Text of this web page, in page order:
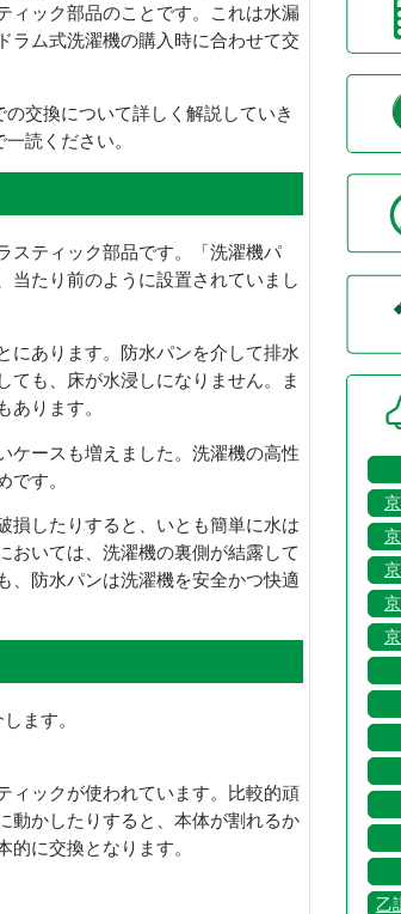
ィック部品のことです。これは水漏
ラム式洗濯機の購入時に合わせて交
交換について詳しく解説していき
読ください。
スティック部品です。「洗濯機パ
当たり前のように設置されていまし
にあります。防水パンを介して排水
ても、床が水浸しになりません。ま
あります。
ケースも増えました。洗濯機の高性
です。
損したりすると、いとも簡単に水は
おいては、洗濯機の裏側が結露して
、防水パンは洗濯機を安全かつ快適
ます。
ィックが使われています。比較的頑
動かしたりすると、本体が割れるか
的に交換となります。
乙